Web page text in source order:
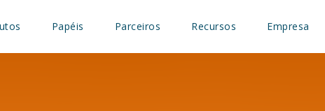
Papéis Parceiros Recursos Empresa